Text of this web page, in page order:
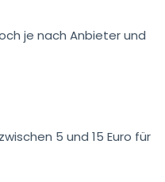
je nach Anbieter und
5 und 15 Euro für